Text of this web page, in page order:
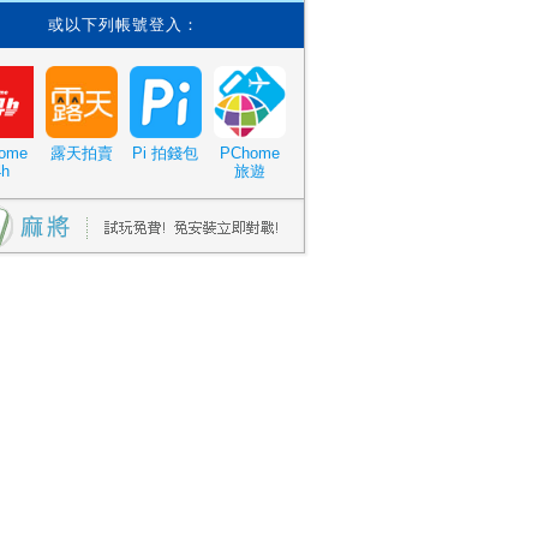
或以下列帳號登入：
露天拍賣 Pi 拍錢包
PChome
旅遊